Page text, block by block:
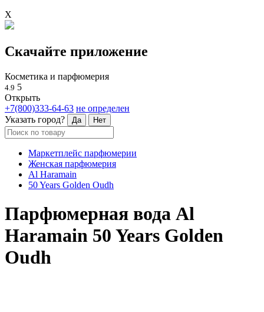
X
Скачайте приложение
Косметика и парфюмерия
4.9 5
Открыть
+7(800)333-64-63 не определен
Указать город?
Да Нет
Маркетплейс парфюмерии
Женская парфюмерия
Al Haramain
50 Years Golden Oudh
Парфюмерная вода Al
Haramain 50 Years Golden
Oudh